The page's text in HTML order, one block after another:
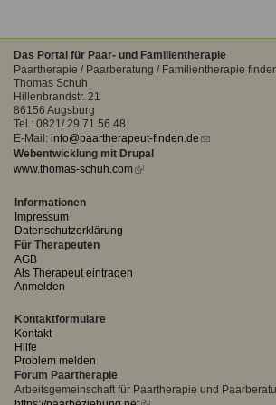
Das Portal für Paar- und Familientherapie
Paartherapie / Paarberatung / Familientherapie
Thomas Schuh
Hillenbrandstr. 21
86156 Augsburg
Tel.: 0821/ 29 71 56 48
E-Mail: info@paartherapeut-finden.de (link
Webentwicklung mit Drupal
www.thomas-schuh.com(link
Informationen
Impressum
Datenschutzerklärung
Für Therapeuten
AGB
Als Therapeut eintragen
Anmelden
Kontaktformulare
Kontakt
Hilfe
Problem melden
Forum Paartherapie
Arbeitsgemeinschaft für Paartherapie und